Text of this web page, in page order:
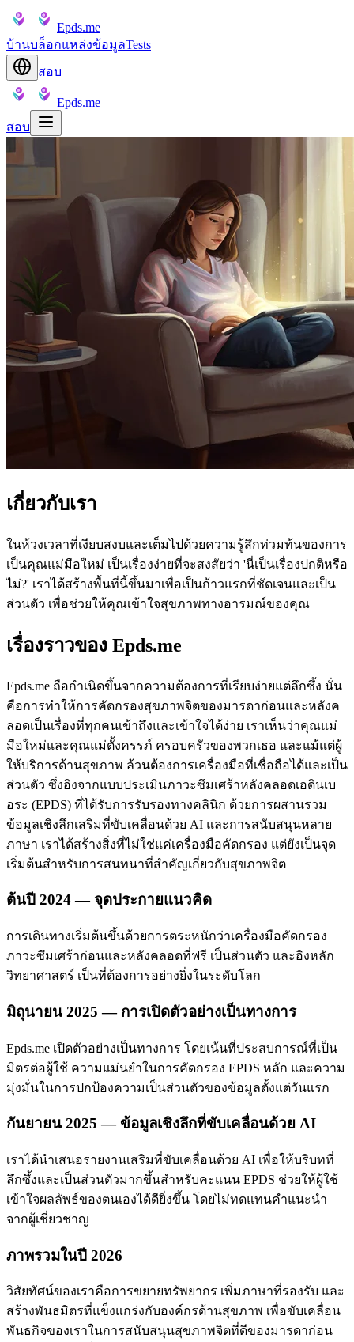
Epds.me
บ้านบล็อกแหล่งข้อมูลTests
สอบ
Epds.me
สอบ
เกี่ยวกับเรา
ในห้วงเวลาที่เงียบสงบและเต็มไปด้วยความรู้สึกท่วมท้นของการ
เป็นคุณแม่มือใหม่ เป็นเรื่องง่ายที่จะสงสัยว่า 'นี่เป็นเรื่องปกติหรือ
ไม่?' เราได้สร้างพื้นที่นี้ขึ้นมาเพื่อเป็นก้าวแรกที่ชัดเจนและเป็น
ส่วนตัว เพื่อช่วยให้คุณเข้าใจสุขภาพทางอารมณ์ของคุณ
เรื่องราวของ Epds.me
Epds.me ถือกำเนิดขึ้นจากความต้องการที่เรียบง่ายแต่ลึกซึ้ง นั่น
คือการทำให้การคัดกรองสุขภาพจิตของมารดาก่อนและหลังค
ลอดเป็นเรื่องที่ทุกคนเข้าถึงและเข้าใจได้ง่าย เราเห็นว่าคุณแม่
มือใหม่และคุณแม่ตั้งครรภ์ ครอบครัวของพวกเธอ และแม้แต่ผู้
ให้บริการด้านสุขภาพ ล้วนต้องการเครื่องมือที่เชื่อถือได้และเป็น
ส่วนตัว ซึ่งอิงจากแบบประเมินภาวะซึมเศร้าหลังคลอดเอดินเบ
อระ (EPDS) ที่ได้รับการรับรองทางคลินิก ด้วยการผสานรวม
ข้อมูลเชิงลึกเสริมที่ขับเคลื่อนด้วย AI และการสนับสนุนหลาย
ภาษา เราได้สร้างสิ่งที่ไม่ใช่แค่เครื่องมือคัดกรอง แต่ยังเป็นจุด
เริ่มต้นสำหรับการสนทนาที่สำคัญเกี่ยวกับสุขภาพจิต
ต้นปี 2024 — จุดประกายแนวคิด
การเดินทางเริ่มต้นขึ้นด้วยการตระหนักว่าเครื่องมือคัดกรอง
ภาวะซึมเศร้าก่อนและหลังคลอดที่ฟรี เป็นส่วนตัว และอิงหลัก
วิทยาศาสตร์ เป็นที่ต้องการอย่างยิ่งในระดับโลก
มิถุนายน 2025 — การเปิดตัวอย่างเป็นทางการ
Epds.me เปิดตัวอย่างเป็นทางการ โดยเน้นที่ประสบการณ์ที่เป็น
มิตรต่อผู้ใช้ ความแม่นยำในการคัดกรอง EPDS หลัก และความ
มุ่งมั่นในการปกป้องความเป็นส่วนตัวของข้อมูลตั้งแต่วันแรก
กันยายน 2025 — ข้อมูลเชิงลึกที่ขับเคลื่อนด้วย AI
เราได้นำเสนอรายงานเสริมที่ขับเคลื่อนด้วย AI เพื่อให้บริบทที่
ลึกซึ้งและเป็นส่วนตัวมากขึ้นสำหรับคะแนน EPDS ช่วยให้ผู้ใช้
เข้าใจผลลัพธ์ของตนเองได้ดียิ่งขึ้น โดยไม่ทดแทนคำแนะนำ
จากผู้เชี่ยวชาญ
ภาพรวมในปี 2026
วิสัยทัศน์ของเราคือการขยายทรัพยากร เพิ่มภาษาที่รองรับ และ
สร้างพันธมิตรที่แข็งแกร่งกับองค์กรด้านสุขภาพ เพื่อขับเคลื่อน
พันธกิจของเราในการสนับสนุนสุขภาพจิตที่ดีของมารดาก่อน